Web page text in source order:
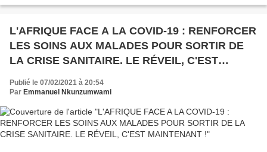
L'AFRIQUE FACE A LA COVID-19 : RENFORCER
LES SOINS AUX MALADES POUR SORTIR DE
LA CRISE SANITAIRE. LE RÉVEIL, C'EST
Publié le 07/02/2021 à 20:54
Par Emmanuel Nkunzumwami